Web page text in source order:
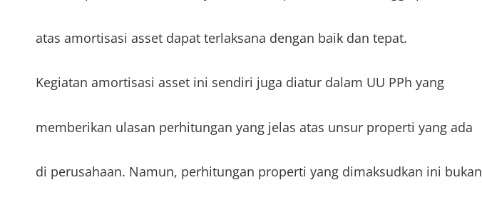
atas amortisasi asset dapat terlaksana dengan baik dan tepat.
Kegiatan amortisasi asset ini sendiri juga diatur dalam UU PPh yang
memberikan ulasan perhitungan yang jelas atas unsur properti yang ada
di perusahaan. Namun, perhitungan properti yang dimaksudkan ini bukan